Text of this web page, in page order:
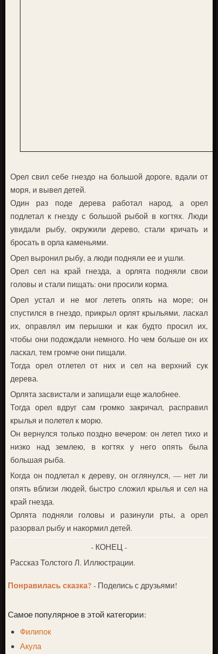
Орел свил себе гнездо на большой дороге, вдали от
моря, и вывел детей.
Один раз поде дерева работал народ, а орел
подлетал к гнезду с большой рыбой в когтях. Люди
увидали рыбу, окружили дерево, стали кричать и
бросать в орла каменьями.
Орел выронил рыбу, а люди подняли ее и ушли.
Орел сел на край гнезда, а орлята подняли свои
головы и стали пищать: они просили корма.
Орел устал и не мог лететь опять на море; он
спустился в гнездо, прикрыл орлят крыльями, ласкал
их, оправлял им перышки и как будто просил их,
чтобы они подождали немного. Но чем больше он их
ласкал, тем громче они пищали.
Тогда орел отлетел от них и сел на верхний сук
дерева.
Орлята засвистали и запищали еще жалобнее.
Тогда орел вдруг сам громко закричал, расправил
крылья и полетел к морю.
Он вернулся только поздно вечером: он летел тихо и
низко над землею, в когтях у него опять была
большая рыба.
Когда он подлетал к дереву, он оглянулся, — нет ли
опять вблизи людей, быстро сложил крылья и сел на
край гнезда.
Орлята подняли головы и разинули рты, а орел
разорвал рыбу и накормил детей.
- КОНЕЦ -
Рассказ Толстого Л. Иллюстрации.
Понравилась сказка?- Поделись с друзьями!
Самое популярное в этой категории:
Филипок
Акула